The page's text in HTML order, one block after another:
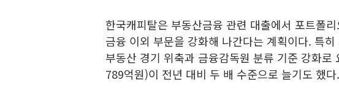
한국캐피탈은 부동산금융 관련 대출에서 포트폴
금융 이외 부문을 강화해 나간다는 계획이다. 특
부동산 경기 위축과 금융감독원 분류 기준 강화
789억원)이 전년 대비 두 배 수준으로 늘기도 했다.